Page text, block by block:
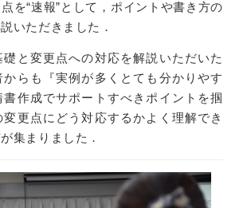
を“速報”として，ポイントや書き方の
いただきました．
と変更点への対応を解説いただいた
らも『実例が多くとても分かりやす
作成でサポートすべきポイントを掴
更点にどう対応するかよく理解でき
集まりました．